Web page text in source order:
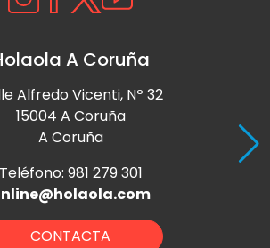
A Coruña
Alfredo Vicenti, Nº 32
15004 A Coruña
A Coruña
Teléfono: 981 279 301
CONTACTA